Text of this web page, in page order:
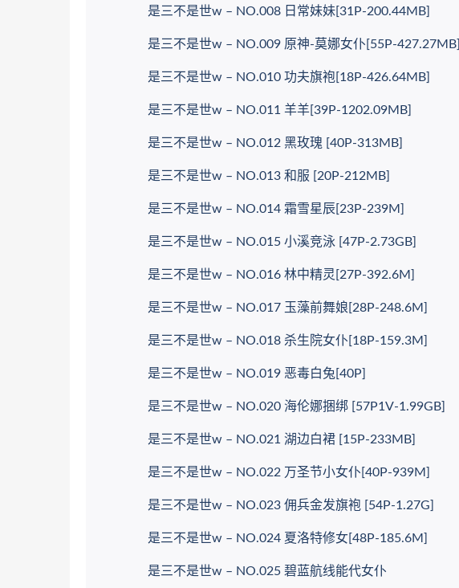
是三不是世w – NO.008 日常妹妹[31P-200.44MB]
是三不是世w – NO.009 原神-莫娜女仆[55P-427.27MB]
是三不是世w – NO.010 功夫旗袍[18P-426.64MB]
是三不是世w – NO.011 羊羊[39P-1202.09MB]
是三不是世w – NO.012 黑玫瑰 [40P-313MB]
是三不是世w – NO.013 和服 [20P-212MB]
是三不是世w – NO.014 霜雪星辰[23P-239M]
是三不是世w – NO.015 小溪竞泳 [47P-2.73GB]
是三不是世w – NO.016 林中精灵[27P-392.6M]
是三不是世w – NO.017 玉藻前舞娘[28P-248.6M]
是三不是世w – NO.018 杀生院女仆[18P-159.3M]
是三不是世w – NO.019 恶毒白兔[40P]
是三不是世w – NO.020 海伦娜捆绑 [57P1V-1.99GB]
是三不是世w – NO.021 湖边白裙 [15P-233MB]
是三不是世w – NO.022 万圣节小女仆[40P-939M]
是三不是世w – NO.023 佣兵金发旗袍 [54P-1.27G]
是三不是世w – NO.024 夏洛特修女[48P-185.6M]
是三不是世w – NO.025 碧蓝航线能代女仆